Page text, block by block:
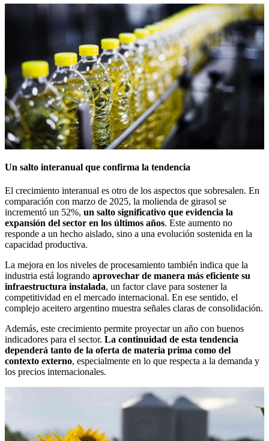
Un salto interanual que confirma la tendencia
El crecimiento interanual es otro de los aspectos que sobresalen. En
comparación con marzo de 2025, la molienda de girasol se
incrementó un 52%, un salto significativo que evidencia la
expansión del sector en los últimos años. Este aumento no
responde a un hecho aislado, sino a una evolución sostenida en la
capacidad productiva.
La mejora en los niveles de procesamiento también indica que la
industria está logrando aprovechar de manera más eficiente su
infraestructura instalada, un factor clave para sostener la
competitividad en el mercado internacional. En ese sentido, el
complejo aceitero argentino muestra señales claras de consolidación.
Además, este crecimiento permite proyectar un año con buenos
indicadores para el sector. La continuidad de esta tendencia
dependerá tanto de la oferta de materia prima como del
contexto externo, especialmente en lo que respecta a la demanda y
los precios internacionales.